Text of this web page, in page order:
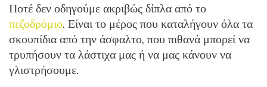
Ποτέ δεν οδηγούμε ακριβώς δίπλα από το
πεζοδρόμιο. Είναι το μέρος που καταλήγουν όλα τα
σκουπίδια από την άσφαλτο, που πιθανά μπορεί να
τρυπήσουν τα λάστιχα μας ή να μας κάνουν να
γλιστρήσουμε.